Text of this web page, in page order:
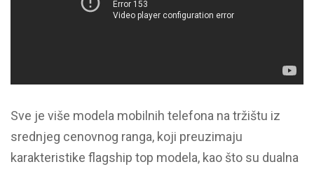
Sve je više modela mobilnih telefona na tržištu iz
srednjeg cenovnog ranga, koji preuzimaju
karakteristike flagship top modela, kao što su dualna